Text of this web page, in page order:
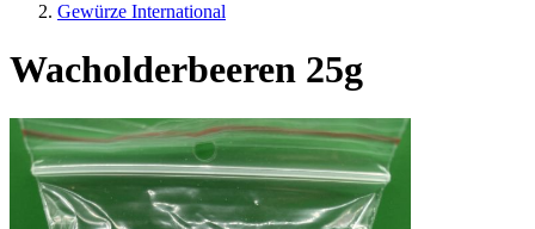
Gewürze International
Wacholderbeeren 25g